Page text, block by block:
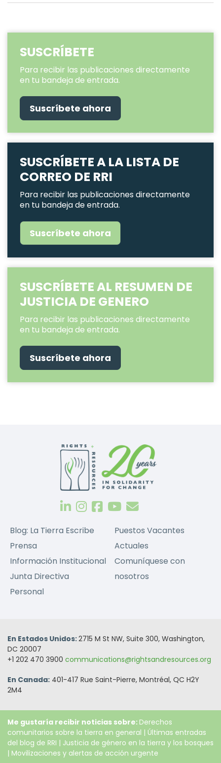
SUSCRÍBETE
Para recibir las publicaciones directamente
en tu bandeja de entrada.
Suscríbete ahora
SUSCRÍBETE A LA LISTA DE
CORREO DE RRI
Para recibir las publicaciones directamente
en tu bandeja de entrada.
Suscríbete ahora
SUSCRÍBETE AL RESUMEN DE
JUSTICIA DE GENERO
Para recibir las publicaciones directamente
en tu bandeja de entrada.
Suscríbete ahora
Blog: La Tierra Escribe
Prensa
Información Institucional
Junta Directiva
Personal
Puestos Vacantes
Actuales
Comuníquese con
nosotros
En Estados Unidos:2715 M St NW, Suite 300, Washington,
DC 20007
+1 202 470 3900 communications@rightsandresources.org
En Canada: 401-417 Rue Saint-Pierre, Montréal, QC H2Y
2M4
Me gustaría recibir noticias sobre:Derechos
comunitarios sobre la tierra en general | Últimas entradas
del blog de RRI | Justicia de género en la tierra y los bosques
| Movilizaciones y alertas de acción urgente